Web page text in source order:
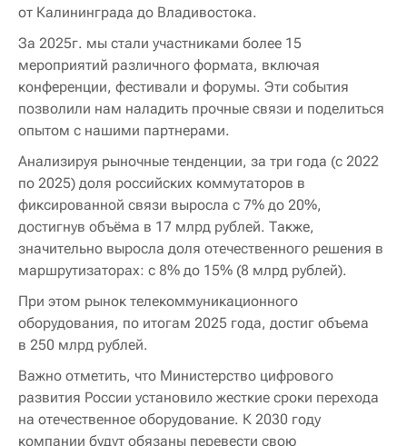
от Калининграда до Владивостока.
За 2025г. мы стали участниками более 15
мероприятий различного формата, включая
конференции, фестивали и форумы. Эти события
позволили нам наладить прочные связи и поделиться
опытом с нашими партнерами.
Анализируя рыночные тенденции, за три года (с 2022
по 2025) доля российских коммутаторов в
фиксированной связи выросла с 7% до 20%,
достигнув объёма в 17 млрд рублей. Также,
значительно выросла доля отечественного решения в
маршрутизаторах: с 8% до 15% (8 млрд рублей).
При этом рынок телекоммуникационного
оборудования, по итогам 2025 года, достиг объема
в 250 млрд рублей.
Важно отметить, что Министерство цифрового
развития России установило жесткие сроки перехода
на отечественное оборудование. К 2030 году
компании будут обязаны перевести свою